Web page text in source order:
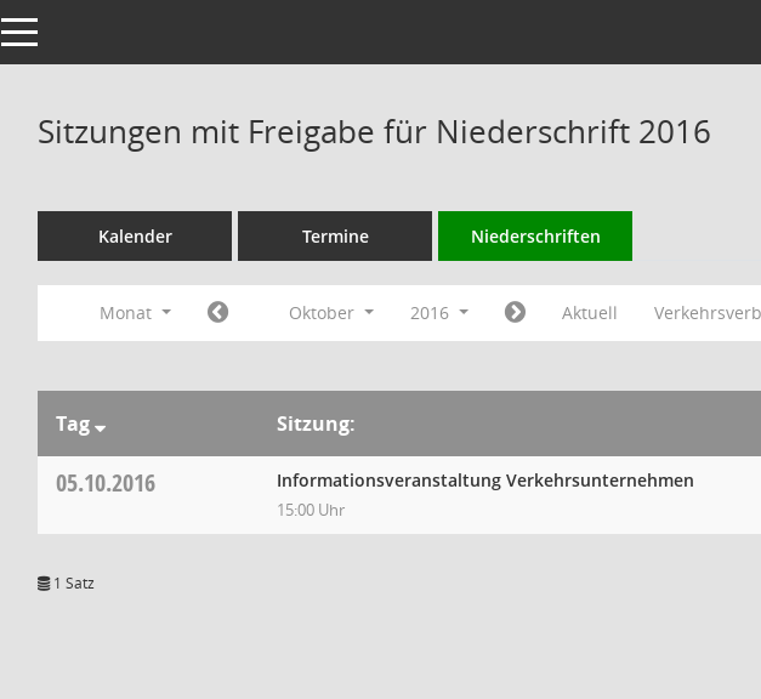
Toggle navigation
Sitzungen mit Freigabe für Niederschrift 2016
Kalender Termine Niederschriften
Monat Oktober 2016 Aktuell
Tag Sitzung:
05.10.2016 Informationsveranstaltung Verkehrsunternehmen
15:00 Uhr
1 Satz